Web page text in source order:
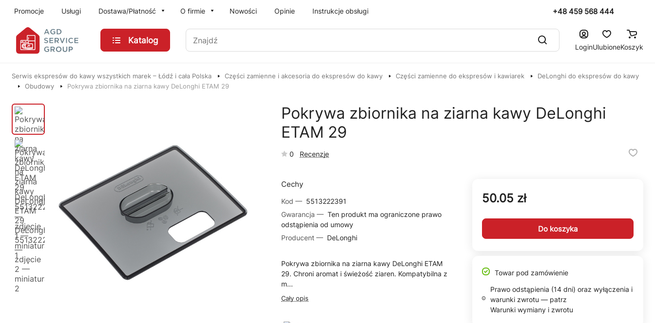
Promocje Usługi Dostawa/Płatność O firmie Nowości Opinie Instrukcje obsługi +48 459 568 444
Katalog
Znajdź
LoginUlubioneKoszyk
Serwis ekspresów do kawy wszystkich marek – Łódź i cała Polska Części zamienne i akcesoria do ekspresów do kawy Części zamienne do ekspresów i kawiarek
DeLonghi do ekspresów do kawy
Obudowy
Pokrywa zbiornika na ziarna kawy DeLonghi ETAM 29
Pokrywa zbiornika na ziarna kawy DeLonghi
ETAM 29
0 Recenzje
Cechy
Kod — 5513222391
Gwarancja — Ten produkt ma ograniczone prawo
odstąpienia od umowy
Producent — DeLonghi
Pokrywa zbiornika na ziarna kawy DeLonghi ETAM
29. Chroni aromat i świeżość ziaren. Kompatybilna z
m...
Cały opis
50.05 zł
Do koszyka
Towar pod zamówienie
Prawo odstąpienia (14 dni) oraz wyłączenia i
warunki zwrotu — patrz
Warunki wymiany i zwrotu